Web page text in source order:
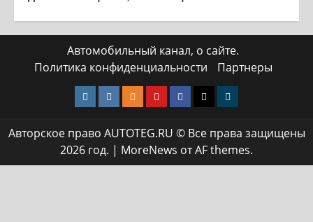
Автомобильный канал, о сайте.
Политика конфиденциальности
Партнеры
Instagram
VK Одноклассники
YotubeFacebook
TwitterТелеграмм
Авторское право AUTOTEG.RU © Все права защищены
2026 год. | MoreNews от AF themes.